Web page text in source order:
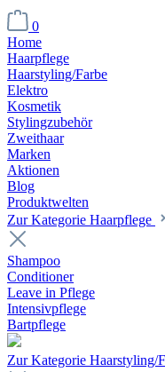
0
Home
Haarpflege
Haarstyling/Farbe
Elektro
Kosmetik
Stylingzubehör
Zweithaar
Marken
Aktionen
Blog
Produktwelten
Zur Kategorie Haarpflege
Shampoo
Conditioner
Leave in Pflege
Intensivpflege
Bartpflege
Zur Kategorie Haarstyling/